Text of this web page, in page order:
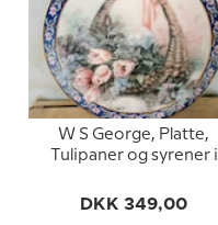
W S George, Platte,
Tulipaner og syrener i
buketter i kurve
DKK 349,00